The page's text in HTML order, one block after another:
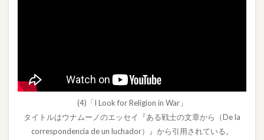
(4)「I Look for Religion in War」
タイトルはウナムーノのエッセイ『ある戦士の文章から（De la
correspondencia de un luchador）』から引用されている。